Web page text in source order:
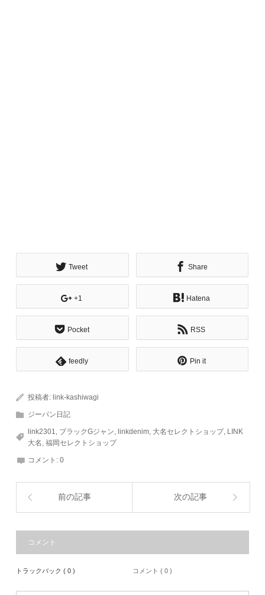
Tweet Share
+1 Hatena
Pocket RSS
feedly Pin it
投稿者: link-kashiwagi
ジーパン日記
link2301, ブラックGジャン, linkdenim, 大名セレクトショップ, LINK
大名 ,福岡セレクトショップ
コメント:0
前の記事 次の記事
コメント
トラックバック ( 0 ) コメント ( 0 )